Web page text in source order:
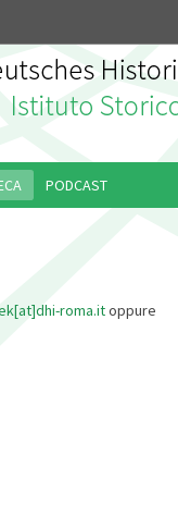
roma.itoppure
PODCAST